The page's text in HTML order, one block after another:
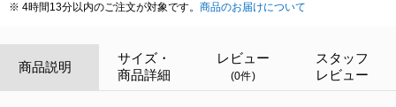
※ 4時間13分以内のご注文が対象です。 商品のお届けについて
商品説明
サイズ・
商品詳細
レビュー
(0件)
スタッフ
レビュー